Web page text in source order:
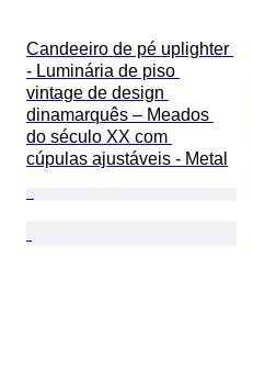
Candeeiro de pé uplighter
- Luminária de piso
vintage de design
dinamarquês – Meados
do século XX com
cúpulas ajustáveis - Metal